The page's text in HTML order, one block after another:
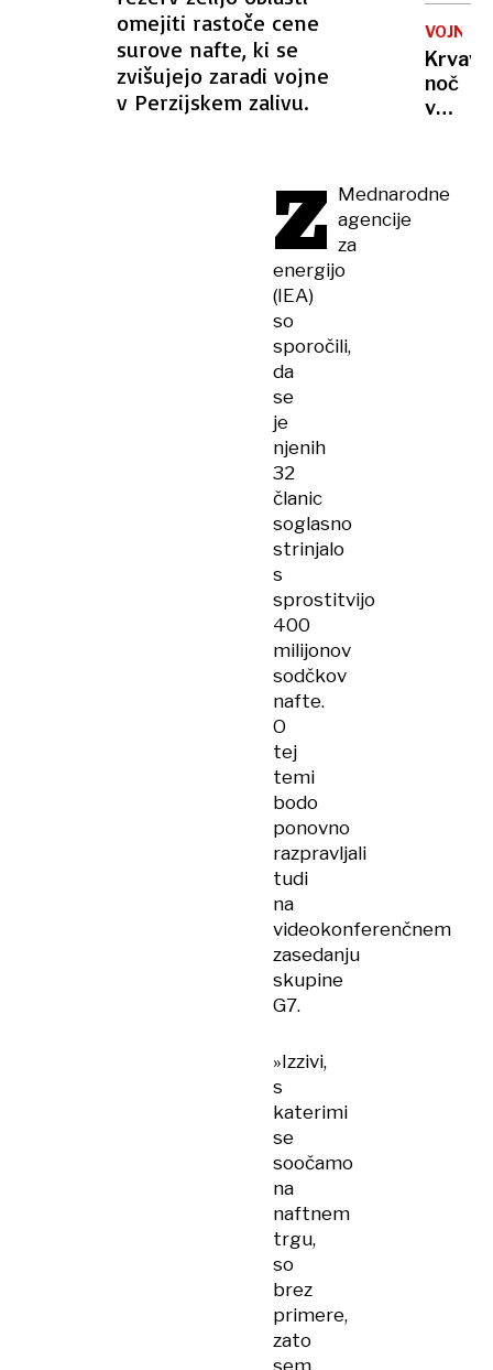
omejiti rastoče cene
surove nafte, ki se
zvišujejo zaradi vojne
v Perzijskem zalivu.
Z Mednarodne
agencije
za
energijo
(IEA)
so
sporočili,
da
se
je
njenih
32
članic
soglasno
strinjalo
s
sprostitvijo
400
milijonov
sodčkov
nafte.
O
tej
temi
bodo
ponovno
razpravljali
tudi
na
videokonferenčnem
zasedanju
skupine
G7.
»Izzivi,
s
katerimi
se
soočamo
na
naftnem
trgu,
so
brez
primere,
zato
sem
ni
je
VOJNA
Krvava
noč
v
v